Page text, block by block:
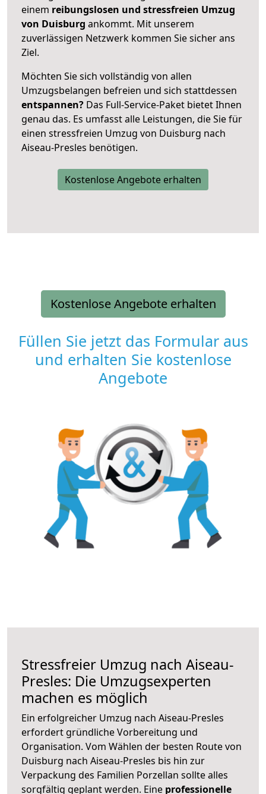
einem reibungslosen und stressfreien Umzug
von Duisburg ankommt. Mit unserem
zuverlässigen Netzwerk kommen Sie sicher ans
Ziel.
Möchten Sie sich vollständig von allen
Umzugsbelangen befreien und sich stattdessen
entspannen? Das Full-Service-Paket bietet Ihnen
genau das. Es umfasst alle Leistungen, die Sie für
einen stressfreien Umzug von Duisburg nach
Aiseau-Presles benötigen.
Kostenlose Angebote erhalten
Kostenlose Angebote erhalten
Füllen Sie jetzt das Formular aus
und erhalten Sie kostenlose
Angebote
Stressfreier Umzug nach Aiseau-
Presles: Die Umzugsexperten
machen es möglich
Ein erfolgreicher Umzug nach Aiseau-Presles
erfordert gründliche Vorbereitung und
Organisation. Vom Wählen der besten Route von
Duisburg nach Aiseau-Presles bis hin zur
Verpackung des Familien Porzellan sollte alles
sorgfältig geplant werden. Eine professionelle